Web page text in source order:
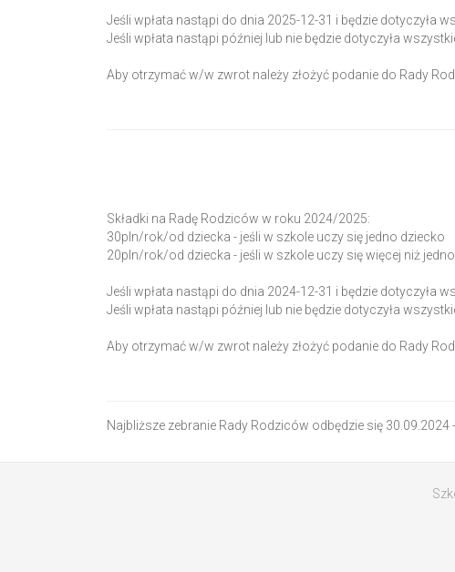
Jeśli wpłata nastąpi do dnia 2025-12-31 i będzie dotyczyła
Jeśli wpłata nastąpi później lub nie będzie dotyczyła
Aby otrzymać w/w zwrot należy złożyć podanie do Rady
Składki na Radę Rodziców w roku 2024/2025:
30pln/rok/od dziecka - jeśli w szkole uczy się jedno dziecko
20pln/rok/od dziecka - jeśli w szkole uczy się więcej niż jedno
Jeśli wpłata nastąpi do dnia 2024-12-31 i będzie dotyczyła
Jeśli wpłata nastąpi później lub nie będzie dotyczyła
Aby otrzymać w/w zwrot należy złożyć podanie do Rady
Najbliższe zebranie Rady Rodziców odbędzie się 30.09.2024